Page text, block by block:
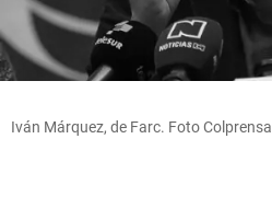
Iván Márquez, de Farc. Foto Colprensa